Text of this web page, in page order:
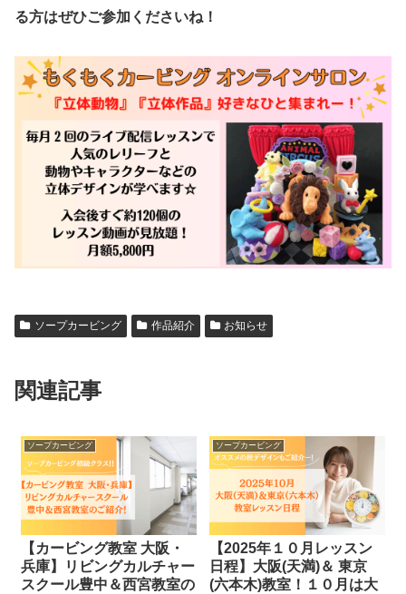
る方はぜひご参加くださいね！
ソープカービング 作品紹介 お知らせ
関連記事
ソープカービング
【カービング教室 大阪・
兵庫】リビングカルチャー
スクール豊中＆西宮教室の
ソープカービング
【2025年１０月レッスン
日程】大阪(天満)＆ 東京
(六本木)教室！１０月は大